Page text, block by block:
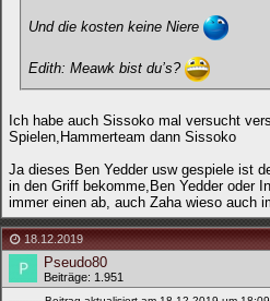
Und die kosten keine Niere
Edith: Meawk bist du’s?
Ich habe auch Sissoko mal versucht
Spielen,Hammerteam dann Sissoko
Ja dieses Ben Yedder usw gespiele ist
in den Griff bekomme,Ben Yedder oder
immer einen ab, auch Zaha wieso auch
18.12.2019
Pseudo80
Beiträge: 1.951